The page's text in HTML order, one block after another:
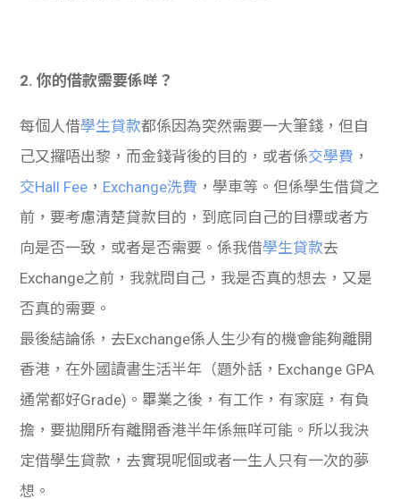
2. 你的借款需要係咩？
每個人借學生貸款都係因為突然需要一大筆錢，但自
己又攞唔出黎，而金錢背後的目的，或者係交學費 ，
交Hall Fee ， Exchange洗費 ，學車等。但係學生借貸之
前，要考慮清楚貸款目的，到底同自己的目標或者方
向是否一致，或者是否需要。係我借學生貸款去
Exchange之前，我就問自己，我是否真的想去，又是
否真的需要。
最後結論係，去Exchange係人生少有的機會能夠離開
香港，在外國讀書生活半年（題外話，Exchange GPA
通常都好Grade)。畢業之後，有工作，有家庭，有負
擔，要拋開所有離開香港半年係無咩可能。所以我決
定借學生貸款，去實現呢個或者一生人只有一次的夢
想。